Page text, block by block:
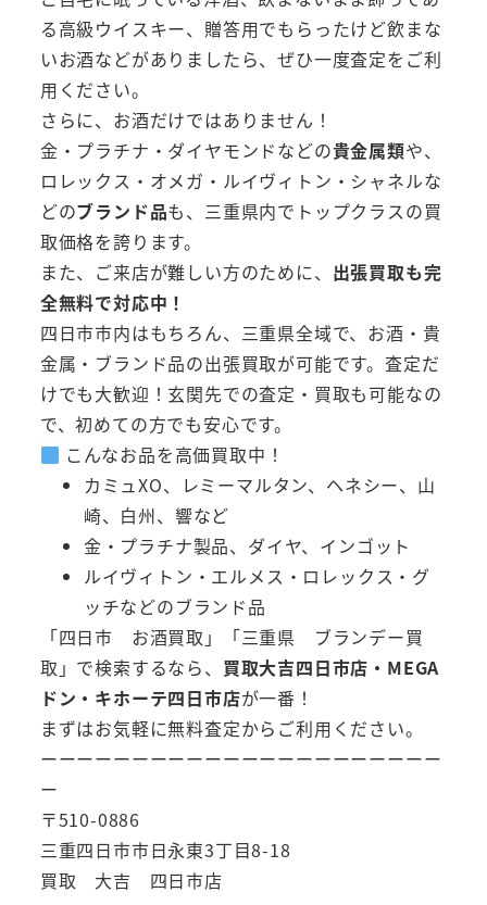
る高級ウイスキー、贈答用でもらったけど飲まな
いお酒などがありましたら、ぜひ一度査定をご利
用ください。
さらに、お酒だけではありません！
金・プラチナ・ダイヤモンドなどの貴金属類や、
ロレックス・オメガ・ルイヴィトン・シャネルな
どのブランド品も、三重県内でトップクラスの買
取価格を誇ります。
また、ご来店が難しい方のために、 出張買取も完
全無料で対応中！
四日市市内はもちろん、三重県全域で、お酒・貴
金属・ブランド品の出張買取が可能です。査定だ
けでも大歓迎！玄関先での査定・買取も可能なの
で、初めての方でも安心です。
こんなお品を高価買取中！
カミュXO、レミーマルタン、ヘネシー、山
崎、白州、響など
金・プラチナ製品、ダイヤ、インゴット
ルイヴィトン・エルメス・ロレックス・グ
ッチなどのブランド品
「四日市 お酒買取」「三重県 ブランデー買
取」で検索するなら、 買取大吉四日市店・MEGA
ドン・キホーテ四日市店が一番！
まずはお気軽に無料査定からご利用ください。
ーーーーーーーーーーーーーーーーーーーーーー
ー
〒510-0886
三重四日市市日永東3丁目8-18
買取 大吉 四日市店